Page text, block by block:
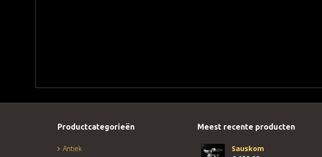
Productcategorieën
Antiek
Meest recente producten
Sauskom